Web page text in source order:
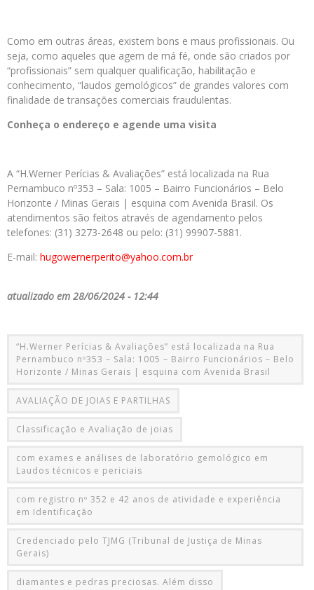
Como em outras áreas, existem bons e maus profissionais. Ou
seja, como aqueles que agem de má fé, onde são criados por
“profissionais” sem qualquer qualificação, habilitação e
conhecimento, “laudos gemológicos” de grandes valores com
finalidade de transações comerciais fraudulentas.
Conheça o endereço e agende uma visita
A “H.Werner Perícias & Avaliações” está localizada na Rua
Pernambuco nº353 – Sala: 1005 – Bairro Funcionários – Belo
Horizonte / Minas Gerais | esquina com Avenida Brasil. Os
atendimentos são feitos através de agendamento pelos
telefones: (31) 3273-2648 ou pelo: (31) 99907-5881.
E-mail: hugowernerperito@yahoo.com.br
atualizado em 28/06/2024 - 12:44
“H.Werner Perícias & Avaliações” está localizada na Rua
Pernambuco nº353 – Sala: 1005 – Bairro Funcionários – Belo
Horizonte / Minas Gerais | esquina com Avenida Brasil
AVALIAÇÃO DE JOIAS E PARTILHAS
Classificação e Avaliação de joias
com exames e análises de laboratório gemológico em
Laudos técnicos e periciais
com registro nº 352 e 42 anos de atividade e experiência
em Identificação
Credenciado pelo TJMG (Tribunal de Justiça de Minas
Gerais)
diamantes e pedras preciosas. Além disso